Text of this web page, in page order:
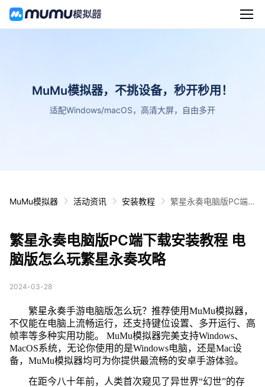
MuMu模拟器，不挑设备，秒开秒用！
适配Windows/macOS，高清大屏，自由多开
MuMu模拟器 活动资讯 安装教程
繁星永奏电脑版PC端
繁星永奏电脑版PC端下载安装教程 电
脑版怎么玩繁星永奏攻略
2024-03-28
繁星永奏手游电脑版怎么玩？推荐使用MuMu模拟器，
不仅能在电脑上流畅运行，还支持键位设置、多开运行、高
帧率等多种实用功能。 MuMu模拟器完美支持Windows、
MacOS系统，无论你使用的是Windows电脑，还是Mac设
备，MuMu模拟器均可为你提供最流畅的安卓手游体验。
在距今八十年前，人类首次窥见了异世界“幻世”的存